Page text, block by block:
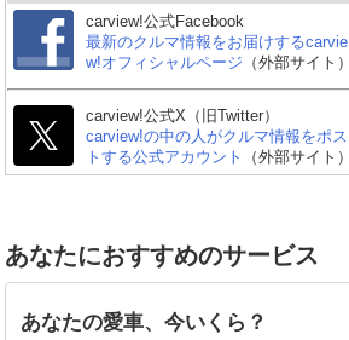
carview!公式Facebook
最新のクルマ情報をお届けするcarvie
w!オフィシャルページ （外部サイト）
carview!公式X（旧Twitter）
carview!の中の人がクルマ情報をポス
トする公式アカウント
（外部サイト）
あなたにおすすめのサービス
あなたの愛車、今いくら？